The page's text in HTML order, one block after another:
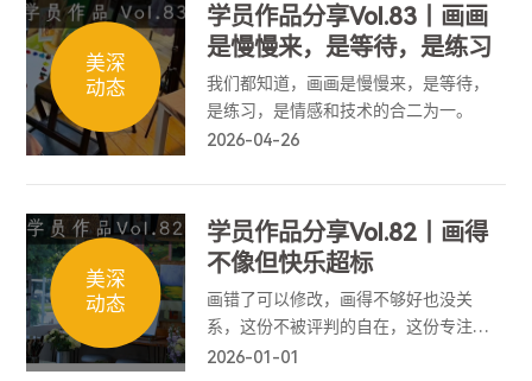
美深
动态
学员作品分享Vol.83丨画画
是慢慢来，是等待，是练习
我们都知道，画画是慢慢来，是等待，
是练习，是情感和技术的合二为一。
2026-04-26
美深
动态
学员作品分享Vol.82丨画得
不像但快乐超标
画错了可以修改，画得不够好也没关
系，这份不被评判的自在，这份专注于
当下的平静，就是它最珍贵的意义。
2026-01-01